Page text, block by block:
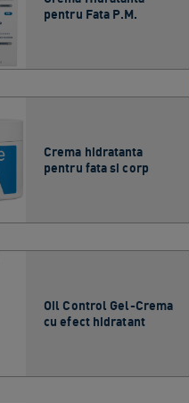
pentru Fata P.M.
Crema hidratanta
pentru fata si corp
Oil Control Gel-Crema
cu efect hidratant